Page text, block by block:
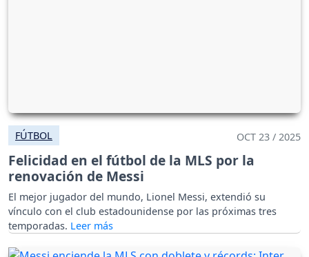
FÚTBOL OCT 23 / 2025
Felicidad en el fútbol de la MLS por la
renovación de Messi
El mejor jugador del mundo, Lionel Messi, extendió su
vínculo con el club estadounidense por las próximas tres
temporadas.